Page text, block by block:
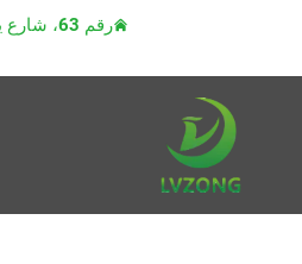
رقم 63، شارع ينهو، قرية شويشويكوي، بلدة تشياوتو، مدينة دونغقوان، مقاطعة قوانغدونغ